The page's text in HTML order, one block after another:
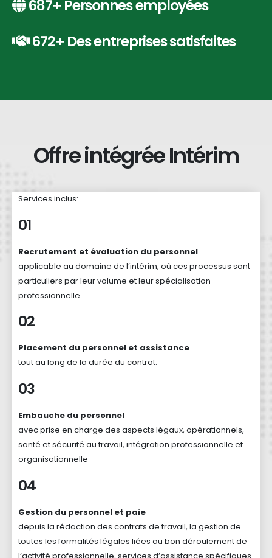
687+ Personnes employées
672+ Des entreprises satisfaites
Offre intégrée Intérim
Services inclus:
01
Recrutement et évaluation du personnel
applicable au domaine de l’intérim, où ces processus sont
particuliers par leur volume et leur spécialisation
professionnelle
02
Placement du personnel et assistance
tout au long de la durée du contrat.
03
Embauche du personnel
avec prise en charge des aspects légaux, opérationnels,
santé et sécurité au travail, intégration professionnelle et
organisationnelle
04
Gestion du personnel et paie
depuis la rédaction des contrats de travail, la gestion de
toutes les formalités légales liées au bon déroulement de
l’activité professionnelle, services d’assistance spécifiques